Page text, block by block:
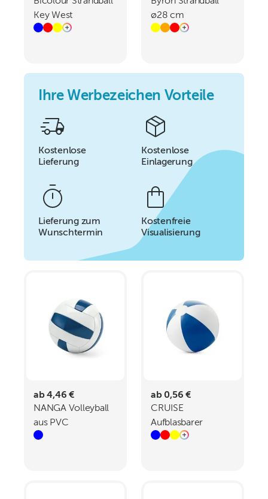
Key West
ø28 cm
Ihre Werbezeichen Vorteile
Kostenlose
Lieferung
Kostenlose
Einlagerung
Lieferung zum
Wunschtermin
Kostenfreie
Visualisierung
ab 4,46 €
NANGA Volleyball
aus PVC
ab 0,56 €
CRUISE
Aufblasbarer
Wasserball aus PVC